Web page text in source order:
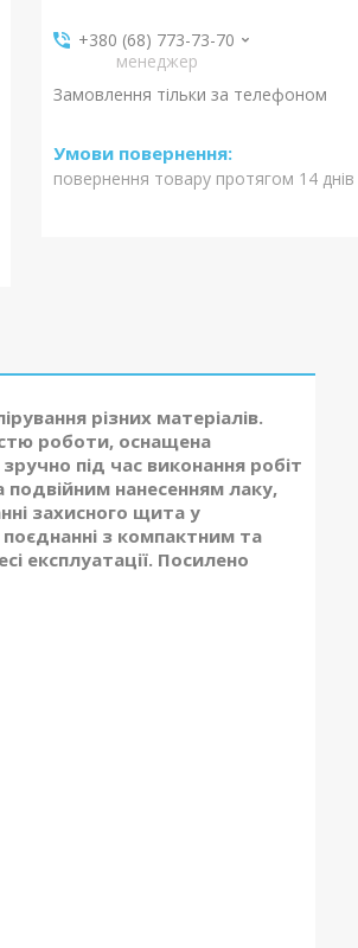
+380 (68) 773-73-70
менеджер
Замовлення тільки за телефоном
повернення товару протягом 14 днів
різних матеріалів.
роботи, оснащена
під час виконання робіт
подвійним нанесенням лаку,
захисного щита у
поєднанні з компактним та
експлуатації. Посилено